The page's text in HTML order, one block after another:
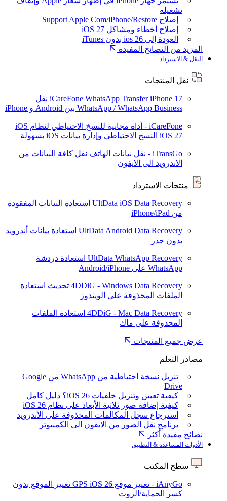
تشغيله
إصلاح Support Apple Com/iPhone/Restore
إصلاح أخطاء ومشاكل iOS 27
العودة إلى ios 26 بدون iTunes
المزيد من النصائح المفيدة
النقل & الاسترداد
نقل المنتجات
iCareFone WhatsApp TransferiPhone 17
نقل
WhatsApp / WhatsApp Business بين Android و iPhone
iCareFone - أداة مجانية للنسخ الاحتياطي لنظام iOS
iOS 27 النسخ الاحتياطي وإدارة بيانات iOS بسهولة
iTransGo - نقل بيانات الهاتف
نقل كافة البيانات من
الاندرويد الى الايفون
منتجات الاسترداد
UltData iOS Data Recovery استعادة البيانات المفقودة
من iPhone/iPad
UltData Android Data Recovery استعادة بيانات أندرويد
بدون جذر
UltData WhatsApp Recovery استعادة دردشة
WhatsApp على Android/iPhone
4DDiG - Windows Data Recovery تحديث استعادة
الملفات المحذوفة على الويندوز
4DDiG - Mac Data Recovery استعادة الملفات
المحذوفة على ماك
عرض جميع المنتجات
مصادر التعلم
تنزيل نسخة احتياطية من WhatsApp من Google
Drive
كيفية تعيين وتنزيل خلفيات iOS 26؟ دليل كامل
كيفية إضافة صور ثلاثية الأبعاد على نظام iOS 26
استرجاع سجل المكالمات المحذوفة على الأندرويد
برنامج نقل الصور من الايفون الى الكمبيوتر
نصائح مفيدة أكثر
الأدوات المساعدة & التطبيق
سطح المكتب
iAnyGo - تغيير موقع GPS iOS 26
تغيير الموقع بدون
كسر الحماية/الروت